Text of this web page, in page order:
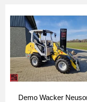
Demo Wacker